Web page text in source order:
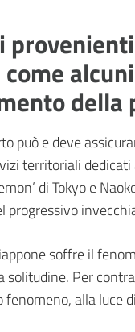
della
può e deve
territoriali
di Tokyo e
progressivo
soffre il
Per
alla luce